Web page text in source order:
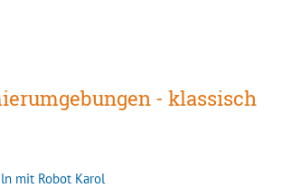
- klassisch
mit Robot Karol